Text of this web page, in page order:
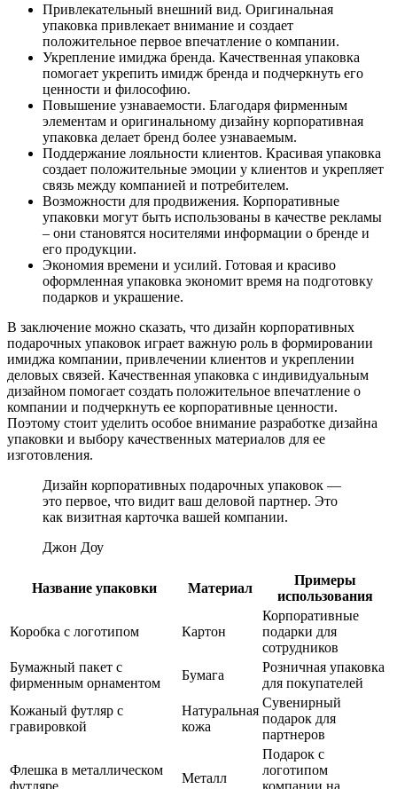
Привлекательный внешний вид. Оригинальная
упаковка привлекает внимание и создает
положительное первое впечатление о компании.
Укрепление имиджа бренда. Качественная упаковка
помогает укрепить имидж бренда и подчеркнуть его
ценности и философию.
Повышение узнаваемости. Благодаря фирменным
элементам и оригинальному дизайну корпоративная
упаковка делает бренд более узнаваемым.
Поддержание лояльности клиентов. Красивая упаковка
создает положительные эмоции у клиентов и укрепляет
связь между компанией и потребителем.
Возможности для продвижения. Корпоративные
упаковки могут быть использованы в качестве рекламы
– они становятся носителями информации о бренде и
его продукции.
Экономия времени и усилий. Готовая и красиво
оформленная упаковка экономит время на подготовку
подарков и украшение.
В заключение можно сказать, что дизайн корпоративных
подарочных упаковок играет важную роль в формировании
имиджа компании, привлечении клиентов и укреплении
деловых связей. Качественная упаковка с индивидуальным
дизайном помогает создать положительное впечатление о
компании и подчеркнуть ее корпоративные ценности.
Поэтому стоит уделить особое внимание разработке дизайна
упаковки и выбору качественных материалов для ее
изготовления.
Дизайн корпоративных подарочных упаковок —
это первое, что видит ваш деловой партнер. Это
как визитная карточка вашей компании.
Джон Доу
Название упаковки Материал
Примеры
использования
Коробка с логотипом Картон
Корпоративные
подарки для
сотрудников
Бумажный пакет с
фирменным орнаментом
Бумага
Розничная упаковка
для покупателей
Кожаный футляр с
гравировкой
Натуральная
кожа
Сувенирный
подарок для
партнеров
Флешка в металлическом
футляре
Металл
Подарок с
логотипом
компании на